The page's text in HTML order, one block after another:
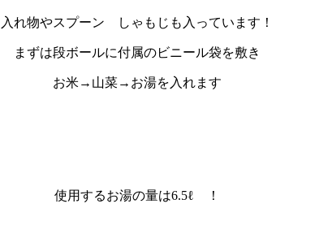
入れ物やスプーン しゃもじも入っています！
まずは段ボールに付属のビニール袋を敷き
お米→山菜→お湯を入れます
使用するお湯の量は6.5ℓ ！